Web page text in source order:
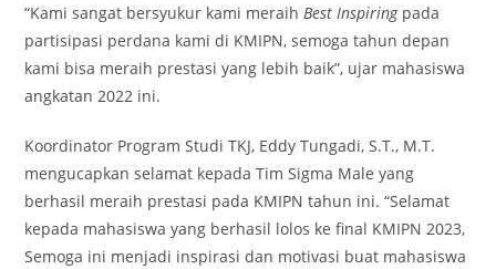
“Kami sangat bersyukur kami meraih Best Inspiringpada
partisipasi perdana kami di KMIPN, semoga tahun depan
kami bisa meraih prestasi yang lebih baik”, ujar mahasiswa
angkatan 2022 ini.
Koordinator Program Studi TKJ, Eddy Tungadi, S.T., M.T.
mengucapkan selamat kepada Tim Sigma Male yang
berhasil meraih prestasi pada KMIPN tahun ini. “Selamat
kepada mahasiswa yang berhasil lolos ke final KMIPN 2023,
Semoga ini menjadi inspirasi dan motivasi buat mahasiswa